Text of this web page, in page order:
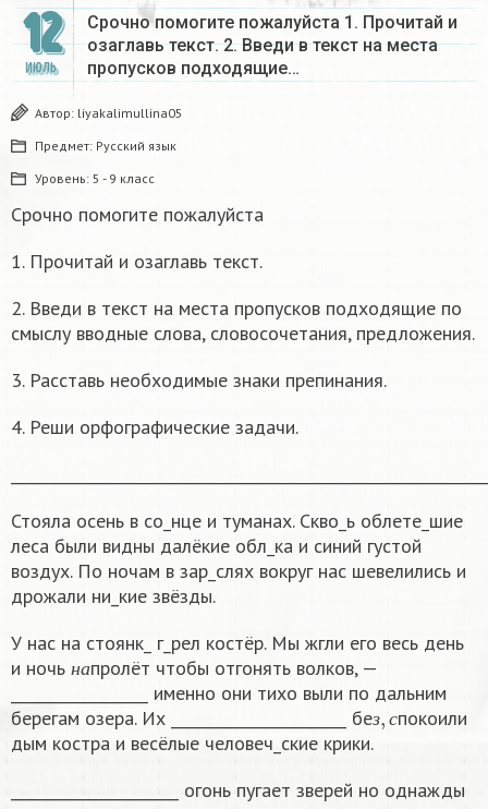
12
ИЮЛЬ
Срочно помогите пожалуйста 1. Прочитай и
озаглавь текст. 2. Введи в текст на места
пропусков подходящие…
Автор: liyakalimullina05
Предмет: Русский язык
Уровень: 5 - 9 класс
Срочно помогите пожалуйста
1. Прочитай и озаглавь текст.
2. Введи в текст на места пропусков подходящие по
смыслу вводные слова, словосочетания, предложения.
3. Расставь необходимые знаки препинания.
4. Реши орфографические задачи.
Стояла осень в со_нце и туманах. Скво_ь облете_шие
леса были видны далёкие обл_ка и синий густой
воздух. По ночам в зар_слях вокруг нас шевелились и
дрожали ни_кие звёзды.
У нас на стоянк_ г_рел костёр. Мы жгли его весь день
и ночь
н а
н апролёт чтобы отгонять волков, —
__________________ именно они тихо выли по дальним
берегам озера. Их _______________________ без с
з,спокоили
дым костра и весёлые человеч_ские крики.
______________________ огонь пугает зверей но однажды